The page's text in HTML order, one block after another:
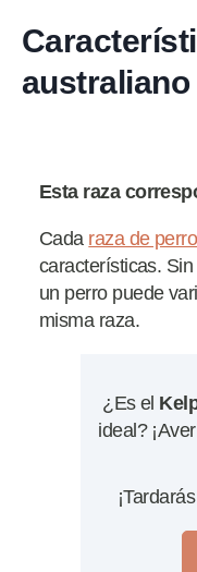
australiano
Esta raza
Cada raza de perro
características.
un perro puede
misma raza.
¿Es el
ideal?